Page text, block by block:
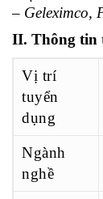
– Geleximco,
II. Thông tin
Vị trí
tuyển
dụng
Ngành
nghề